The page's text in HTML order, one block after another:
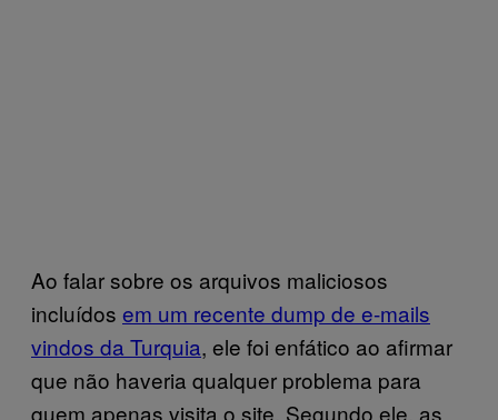
Ao falar sobre os arquivos maliciosos
incluídos em um recente dump de e-mails
vindos da Turquia, ele foi enfático ao afirmar
que não haveria qualquer problema para
quem apenas visita o site. Segundo ele, as